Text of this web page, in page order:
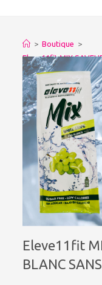
> Boutique >
Eleve11fit MIX
Eleve11fit
BLANC